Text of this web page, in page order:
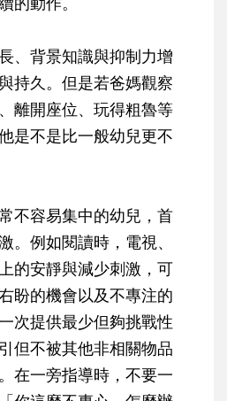
、背景知識與抑制力增
持久。但是若爸媽觀察
離開座位、玩得粗魯等
是不是比一般幼兒更不
不容易集中的幼兒，首
。例如閱讀時，電視、
的安靜與減少刺激，可
盼的機會以及不專注的
次提供最少但夠挑戰性
但不被其他非相關物品
在一旁指導時，不要一